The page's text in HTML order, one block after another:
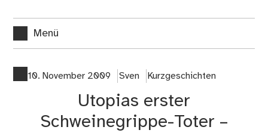
Menü
10. November 2009 Sven Kurzgeschichten
Utopias erster
Schweinegrippe-Toter –